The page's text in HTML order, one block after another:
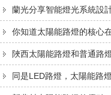
你知道太陽能路燈的核心
陜西太陽能路燈和普通路